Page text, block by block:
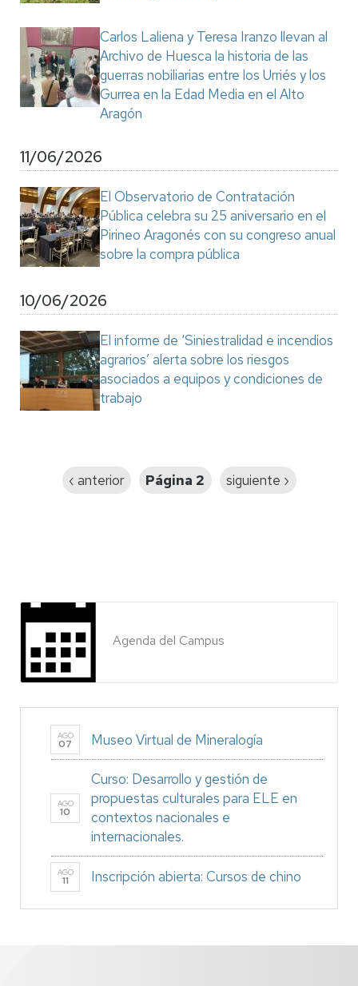
Carlos Laliena y Teresa Iranzo llevan al
Archivo de Huesca la historia de las
guerras nobiliarias entre los Urriés y los
Gurrea en la Edad Media en el Alto
Aragón
11/06/2026
El Observatorio de Contratación
Pública celebra su 25 aniversario en el
Pirineo Aragonés con su congreso anual
sobre la compra pública
10/06/2026
El informe de ‘Siniestralidad e incendios
agrarios’ alerta sobre los riesgos
asociados a equipos y condiciones de
trabajo
Página
‹ anterior Página 2
Siguiente
siguiente ›
Agenda del Campus
AGO
07 Museo Virtual de Mineralogía
AGO
10
Curso: Desarrollo y gestión de
propuestas culturales para ELE en
contextos nacionales e
internacionales.
AGO
11 Inscripción abierta: Cursos de chino